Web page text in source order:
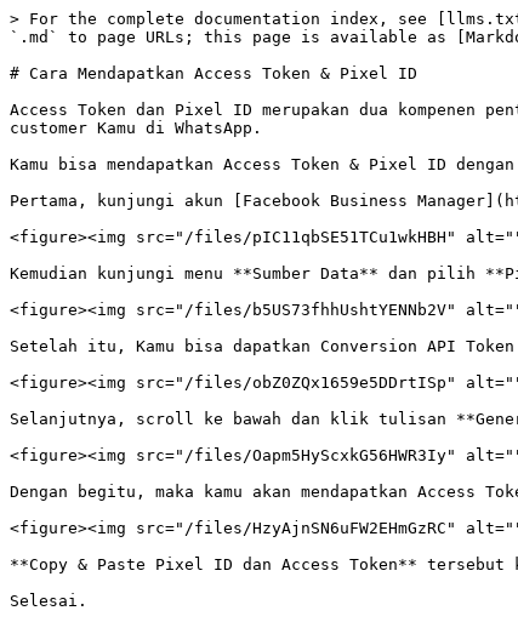
> For the complete documentation index, see
`.md` to page URLs; this page is available as
# Cara Mendapatkan Access Token & Pixel ID
Access Token dan Pixel ID merupakan dua kompenen
customer Kamu di WhatsApp.
Kamu bisa mendapatkan Access Token & Pixel ID
Pertama, kunjungi akun [Facebook Business
<figure><img src="/files/pIC11qbSE51TCu1wkHBH"
Kemudian kunjungi menu **Sumber Data** dan pilih
<figure><img src="/files/b5US73fhhUshtYENNb2V"
Setelah itu, Kamu bisa dapatkan Conversion API
<figure><img src="/files/obZ0ZQx1659e5DDrtISp"
Selanjutnya, scroll ke bawah dan klik tulisan
<figure><img src="/files/Oapm5HyScxkG56HWR3Iy"
Dengan begitu, maka kamu akan mendapatkan Access
<figure><img src="/files/HzyAjnSN6uFW2EHmGzRC"
**Copy & Paste Pixel ID dan Access Token** tersebut